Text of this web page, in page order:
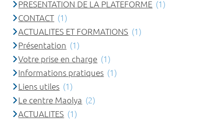
PRESENTATION DE LA PLATEFORME (1)
CONTACT (1)
ACTUALITES ET FORMATIONS (1)
Présentation (1)
Votre prise en charge (1)
Informations pratiques (1)
Liens utiles (1)
Le centre Maolya (2)
ACTUALITES (1)